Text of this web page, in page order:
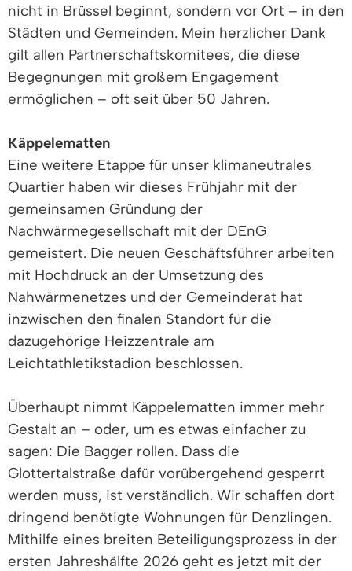
nicht in Brüssel beginnt, sondern vor Ort – in den
Städten und Gemeinden. Mein herzlicher Dank
gilt allen Partnerschaftskomitees, die diese
Begegnungen mit großem Engagement
ermöglichen – oft seit über 50 Jahren.
Käppelematten
Eine weitere Etappe für unser klimaneutrales
Quartier haben wir dieses Frühjahr mit der
gemeinsamen Gründung der
Nachwärmegesellschaft mit der DEnG
gemeistert. Die neuen Geschäftsführer arbeiten
mit Hochdruck an der Umsetzung des
Nahwärmenetzes und der Gemeinderat hat
inzwischen den finalen Standort für die
dazugehörige Heizzentrale am
Leichtathletikstadion beschlossen.
Überhaupt nimmt Käppelematten immer mehr
Gestalt an – oder, um es etwas einfacher zu
sagen: Die Bagger rollen. Dass die
Glottertalstraße dafür vorübergehend gesperrt
werden muss, ist verständlich. Wir schaffen dort
dringend benötigte Wohnungen für Denzlingen.
Mithilfe eines breiten Beteiligungsprozess in der
ersten Jahreshälfte 2026 geht es jetzt mit der